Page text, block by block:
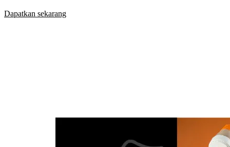
Dapatkan sekarang